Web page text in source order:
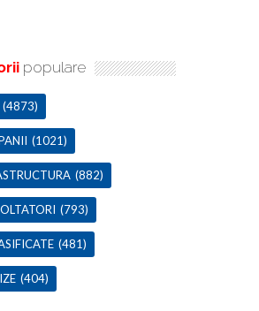
populare
(4873)
(1021)
(882)
(793)
(481)
(404)